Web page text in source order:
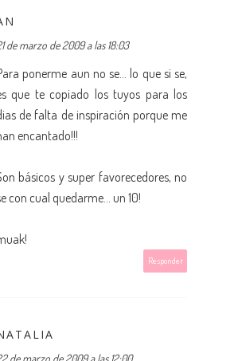
de marzo de 2009 a las 18:03
ponerme aun no se... lo que si se,
que te copiado los tuyos para los
de falta de inspiración porque me
encantado!!!
básicos y super favorecedores, no
con cual quedarme... un 10!
Responder
de marzo de 2009 a las 12:00